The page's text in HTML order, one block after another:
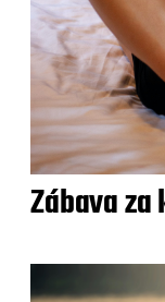
Zábava